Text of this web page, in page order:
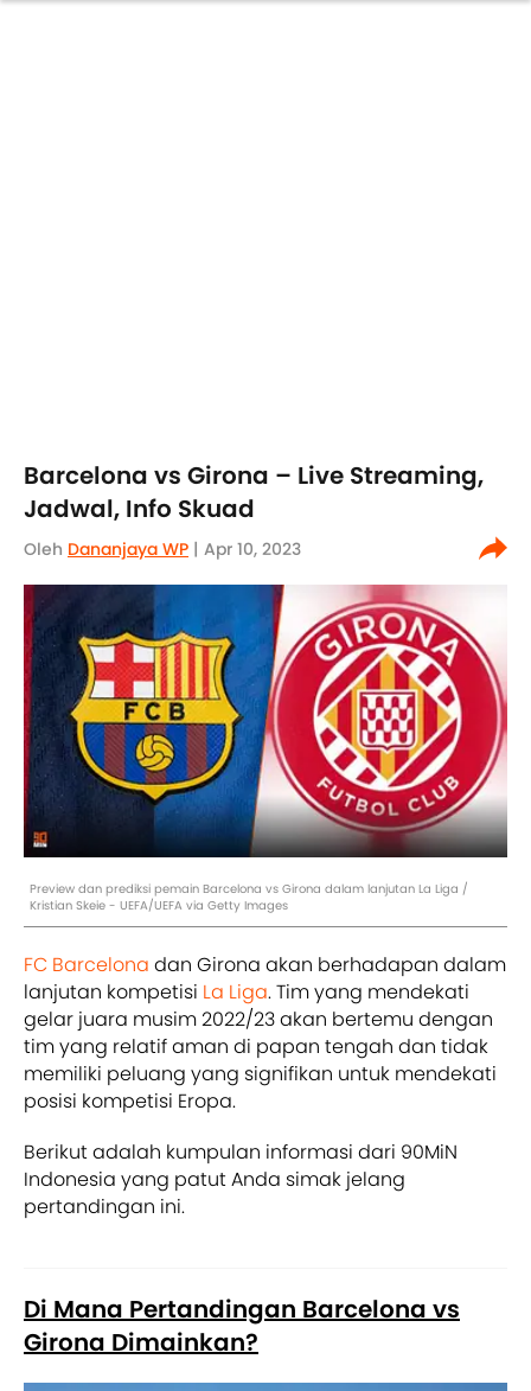
Barcelona vs Girona – Live Streaming,
Jadwal, Info Skuad
Oleh Dananjaya WP | Apr 10, 2023
Preview dan prediksi pemain Barcelona vs Girona dalam lanjutan La Liga /
Kristian Skeie - UEFA/UEFA via Getty Images
FC Barcelona dan Girona akan berhadapan dalam
lanjutan kompetisi La Liga. Tim yang mendekati
gelar juara musim 2022/23 akan bertemu dengan
tim yang relatif aman di papan tengah dan tidak
memiliki peluang yang signifikan untuk mendekati
posisi kompetisi Eropa.
Berikut adalah kumpulan informasi dari 90MiN
Indonesia yang patut Anda simak jelang
pertandingan ini.
Di Mana Pertandingan Barcelona vs
Girona Dimainkan?